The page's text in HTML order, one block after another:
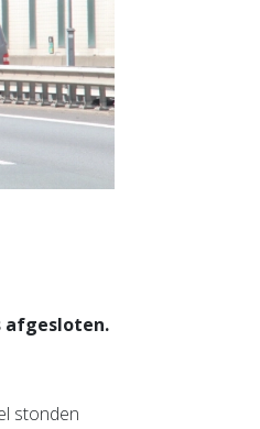
afgesloten.
stonden